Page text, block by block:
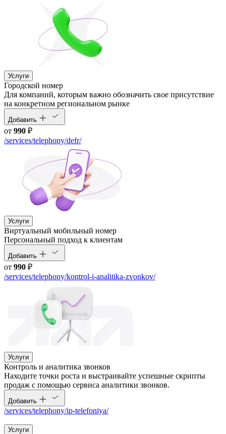
Услуги
Городской номер
Для компаний, которым важно обозначить свое присутствие
на конкретном региональном рынке
Добавить
от 990 ₽
/services/telephony/defr/
Услуги
Виртуальный мобильный номер
Персональный подход к клиентам
Добавить
от 990 ₽
/services/telephony/kontrol-i-analitika-zvonkov/
Услуги
Контроль и аналитика звонков
Находите точки роста и выстраивайте успешные скрипты
продаж с помощью сервиса аналитики звонков.
Добавить
/services/telephony/ip-telefoniya/
Услуги